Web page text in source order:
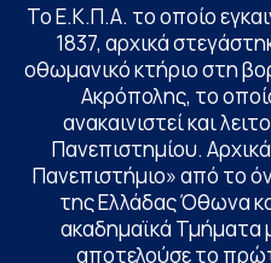
Το Ε.Κ.Π.Α. το οποίο
1837, αρχικά
οθωμανικό κτήριο στη
Ακρόπολης, το
ανακαινιστεί και
Πανεπιστημίου.
Πανεπιστήμιο» από το
της Ελλάδας Όθωνα
ακαδημαϊκά Τμήματα
αποτελούσε το